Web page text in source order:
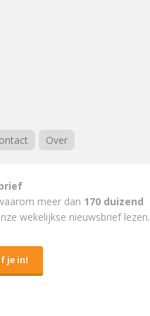
Over
meer dan 170 duizend
wekelijkse nieuwsbrief lezen.
je in!